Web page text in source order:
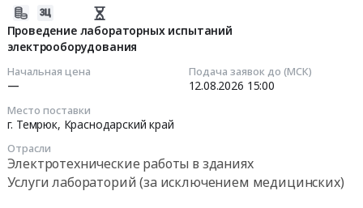
Энергетика
Прочее оборудование и изделия
Обучение, Научная деятельность
04
04
Проведение лабораторных испытаний
электрооборудования
Начальная цена
—
Подача заявок до (МСК)
12.08.2026 15:00
Место поставки
г. Темрюк, Краснодарский край
Отрасли
Электротехнические работы в зданиях
Услуги лабораторий (за исключением медицинских)